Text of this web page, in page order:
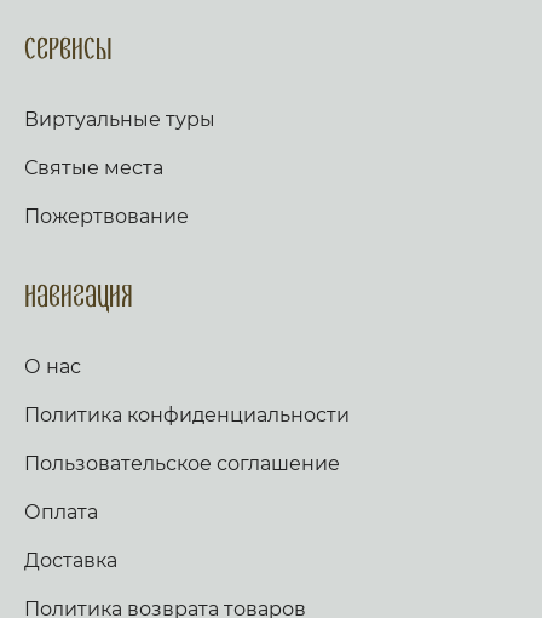
Сервисы
Виртуальные туры
Святые места
Пожертвование
Навигация
О нас
Политика конфиденциальности
Пользовательское соглашение
Оплата
Доставка
Политика возврата товаров